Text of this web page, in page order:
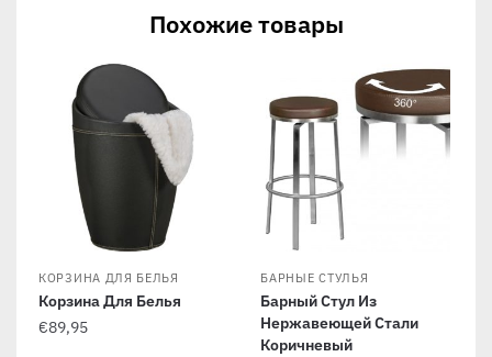
Похожие товары
КОРЗИНА ДЛЯ БЕЛЬЯ
Корзина Для Белья
€89,95
БАРНЫЕ СТУЛЬЯ
Барный Стул Из
Нержавеющей Стали
Коричневый